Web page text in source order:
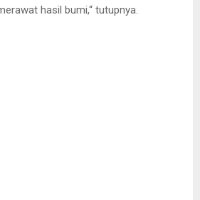
hasil bumi,“ tutupnya.